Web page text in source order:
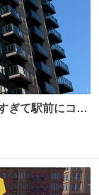
ぎて駅前にコン
らしい 病院も